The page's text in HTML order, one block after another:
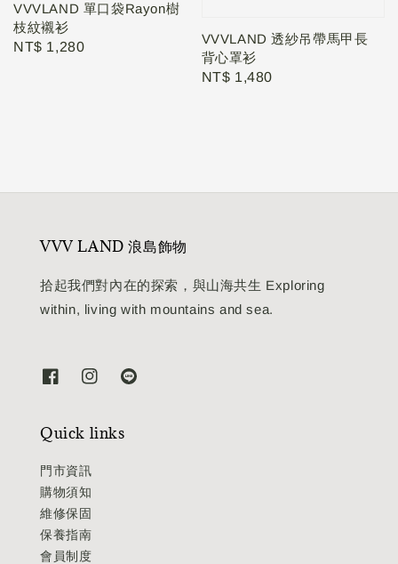
VVVLAND 單口袋Rayon樹
枝紋襯衫
Regular
NT$ 1,280
VVVLAND 透紗吊帶馬甲長
背心罩衫
Regular
NT$ 1,480
VVV LAND 浪島飾物
拾起我們對內在的探索，與山海共生 Exploring
within, living with mountains and sea.
Quick links
門市資訊
購物須知
維修保固
保養指南
會員制度